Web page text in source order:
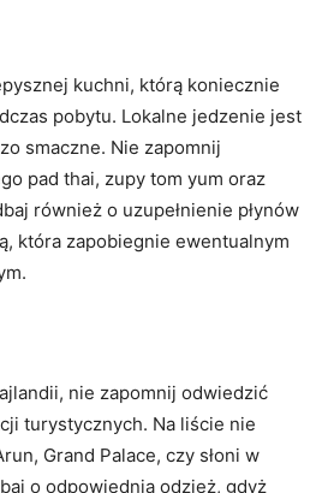
kuchni, którą‌ koniecznie
pobytu. Lokalne jedzenie jest
smaczne. Nie zapomnij
pad thai, ⁣zupy tom yum oraz
również o uzupełnienie płynów
która‌ zapobiegnie ewentualnym
nie⁣ zapomnij odwiedzić⁤
turystycznych. Na liście ⁢nie⁢
Grand ​Palace, czy​ słoni w
o⁢ odpowiednią⁣ odzież, gdyż